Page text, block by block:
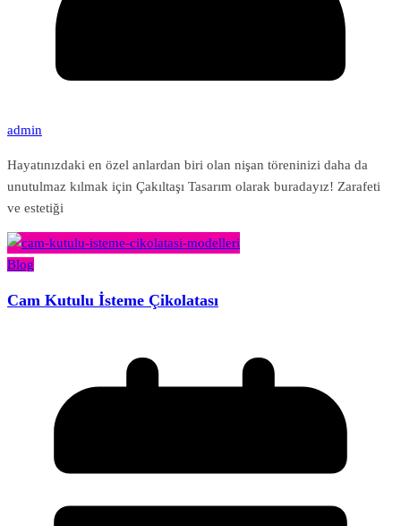
admin
Hayatınızdaki en özel anlardan biri olan nişan töreninizi daha da
unutulmaz kılmak için Çakıltaşı Tasarım olarak buradayız! Zarafeti
ve estetiği
Blog
Cam Kutulu İsteme Çikolatası